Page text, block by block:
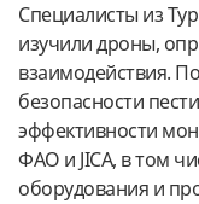
Специалисты из
изучили дроны,
взаимодействия.
безопасности
эффективности
ФАО и JICA, в том
оборудования и